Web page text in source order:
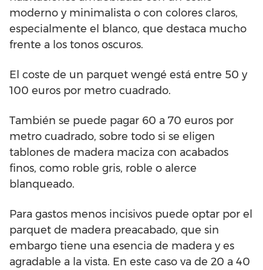
moderno y minimalista o con colores claros,
especialmente el blanco, que destaca mucho
frente a los tonos oscuros.
El coste de un parquet wengé está entre 50 y
100 euros por metro cuadrado.
También se puede pagar 60 a 70 euros por
metro cuadrado, sobre todo si se eligen
tablones de madera maciza con acabados
finos, como roble gris, roble o alerce
blanqueado.
Para gastos menos incisivos puede optar por el
parquet de madera preacabado, que sin
embargo tiene una esencia de madera y es
agradable a la vista. En este caso va de 20 a 40